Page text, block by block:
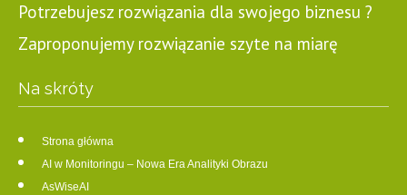
Potrzebujesz rozwiązania dla swojego biznesu ?
Zaproponujemy rozwiązanie szyte na miarę
Na skróty
Strona główna
AI w Monitoringu – Nowa Era Analityki Obrazu
AsWiseAI